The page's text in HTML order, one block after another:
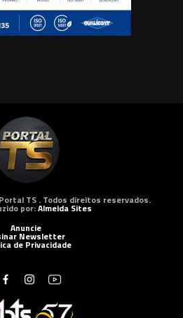
TS . Todos direitos reservados.
por:Almeida Sites
Anuncie
Newsletter
de Privacidade